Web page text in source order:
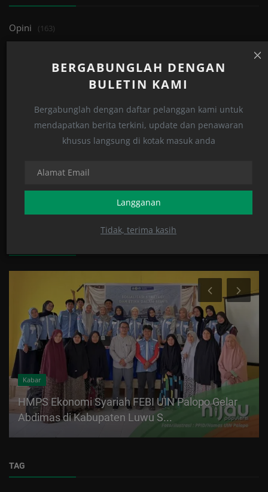
BERGABUNGLAH DENGAN
BULETIN KAMI
Bergabunglah dengan daftar pelanggan kami untuk
mendapatkan berita terkini, update dan penawaran
khusus langsung di kotak masuk anda
Langganan
Tidak, terima kasih
Opini (163)
Perspektif (159)
(1131)
Kabar
HMPS Ekonomi Syariah FEBI UIN Palopo Gelar
Abdimas di Kabupaten Luwu S...
TAG